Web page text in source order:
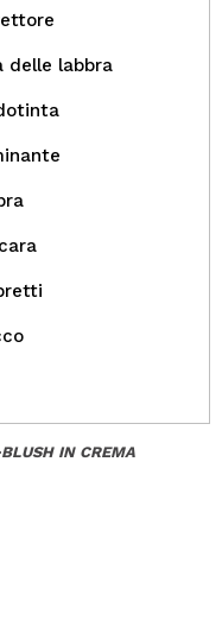
delle labbra
BLUSH IN CREMA